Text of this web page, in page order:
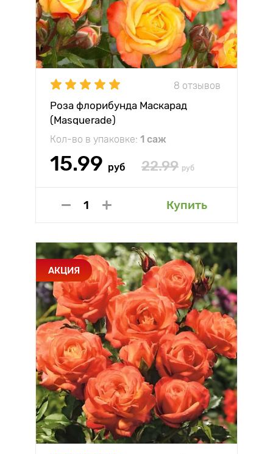
8 отзывов
Роза флорибунда Маскарад
(Masquerade)
Кол-во в упаковке: 1 саж
15.99 руб 22.99 руб
Купить
АКЦИЯ